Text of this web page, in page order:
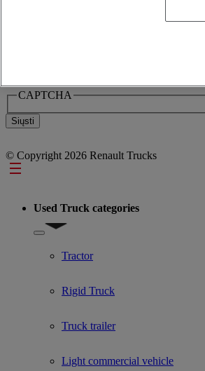
l'application doivent être objectifs et en
CAPTCHA
© Copyright 2026 Renault Trucks
Footer
Used Truck categories
Show submenu for Used Truck categories
Tractor
Rigid Truck
Truck trailer
Light commercial vehicle